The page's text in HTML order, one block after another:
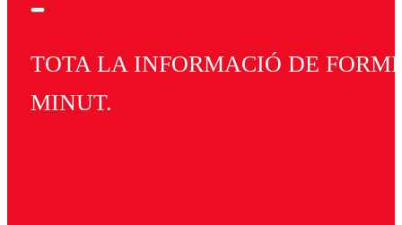
TOTA LA INFORMACIÓ DE
MINUT.